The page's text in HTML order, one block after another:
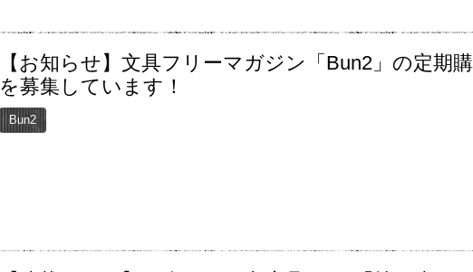
【お知らせ】文具フリーマガジン「Bun2」の定期
を募集しています！
Bun2